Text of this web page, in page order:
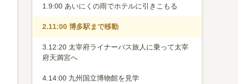
1. 9:00 あいにくの雨でホテルに引きこもる
2.11:00 博多駅まで移動
3. 12:20 太宰府ライナーバス旅人に乗って太宰
府天満宮へ
4. 14:00 九州国立博物館を見学